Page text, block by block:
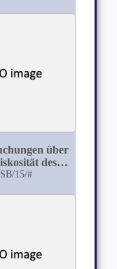
über
des
bei Morbus
SB/15/#